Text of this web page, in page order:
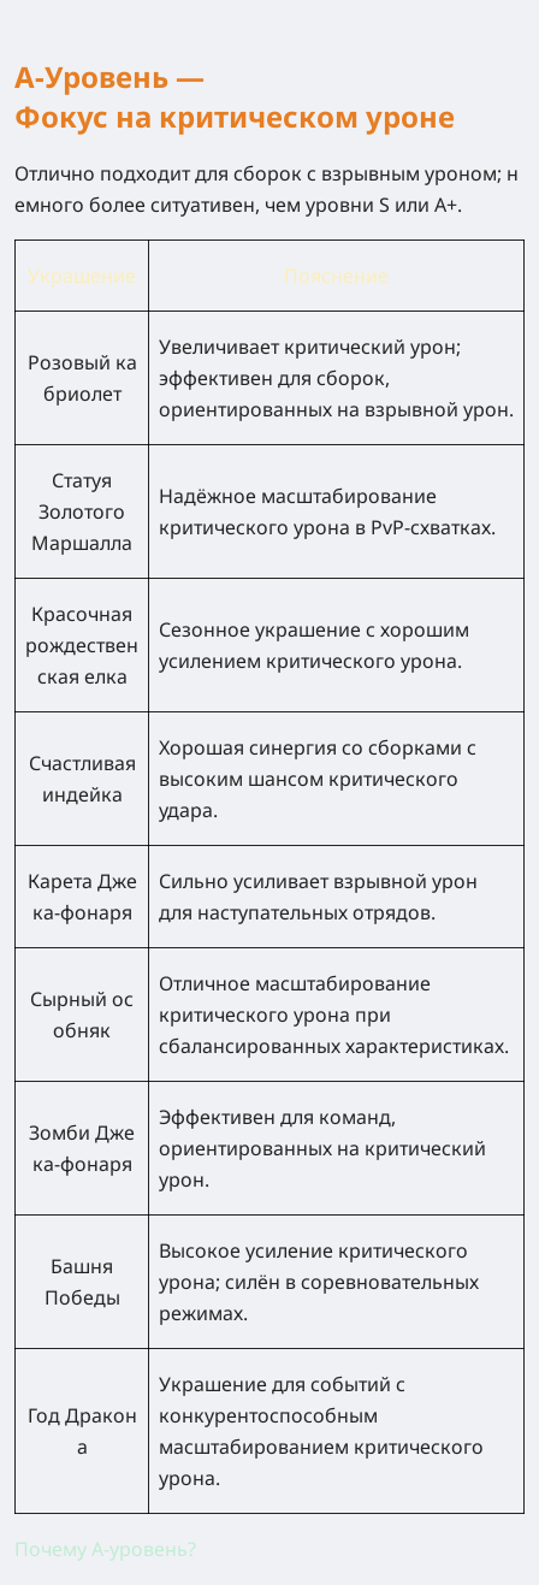
A-Уровень —
Фокус на критическом уроне
Отлично подходит для сборок с взрывным уроном; н
емного более ситуативен, чем уровни S или A+.
Украшение Пояснение
Розовый ка
бриолет
Увеличивает критический урон;
эффективен для сборок,
ориентированных на взрывной урон.
Статуя
Золотого
Маршалла
Надёжное масштабирование
критического урона в PvP‑схватках.
Красочная
рождествен
ская елка
Сезонное украшение с хорошим
усилением критического урона.
Счастливая
индейка
Хорошая синергия со сборками с
высоким шансом критического
удара.
Карета Дже
ка‑фонаря
Сильно усиливает взрывной урон
для наступательных отрядов.
Сырный ос
обняк
Отличное масштабирование
критического урона при
сбалансированных характеристиках.
Зомби Дже
ка‑фонаря
Эффективен для команд,
ориентированных на критический
урон.
Башня
Победы
Высокое усиление критического
урона; силён в соревновательных
режимах.
Год Дракон
а
Украшение для событий с
конкурентоспособным
масштабированием критического
урона.
Почему A-уровень?